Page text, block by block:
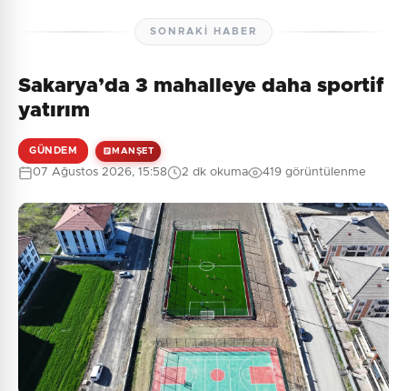
Güvenlik Sorusu:
7 + 9 = ?
Gönder
Henüz yorum yapılmamış. İlk yorumu siz yapın!
SONRAKI HABER
Sakarya’da 3 mahalleye daha sportif
yatırım
GÜNDEM MANŞET
07 Ağustos 2026, 15:58 2 dk okuma 419 görüntülenme